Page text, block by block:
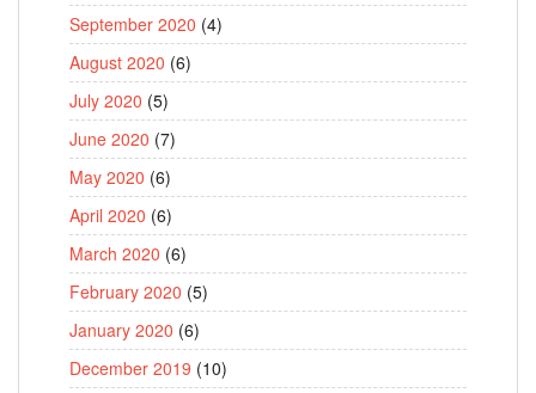
September 2020 (4)
August 2020 (6)
July 2020 (5)
June 2020 (7)
May 2020 (6)
April 2020 (6)
March 2020 (6)
February 2020 (5)
January 2020 (6)
December 2019 (10)